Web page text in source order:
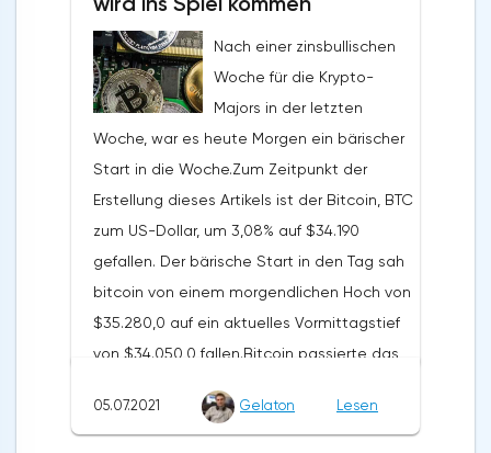
Zeitpunkt des Schreibens, Dogecoin ist bis
1,21% auf $0.2339. Ein gemischter Start in
den Tag sah Dogecoin auf ein
morgendliches Tief von $0,2308 fallen,
bevor er auf ein Hoch von $0,2349
stieg.Dogecoin ließ wichtige
Unterstützungs- und Widerstandsniveaus
für morgen, 7. Juli 2021 Dogecoin muss
durch ein Reversal von $0,2345
zurückkommen, um den ersten großen
bringen.Es wird jedoch Unterstützung vom
breiteren Markt benötigt, damit Dogecoin
Nach einer zinsbullischen
Woche für die Krypto-
Majors in der letzten
Woche, war es heute Morgen ein bärischer
Start in die Woche.Zum Zeitpunkt der
Erstellung dieses Artikels ist der Bitcoin, BTC
zum US-Dollar, um 3,08% auf $34.190
gefallen. Der bärische Start in den Tag sah
bitcoin von einem morgendlichen Hoch von
$35.280,0 auf ein aktuelles Vormittagstief
von $34.050,0 fallen.Bitcoin passierte das
$34.451, bevor er sich zurückzog.Der
05.07.2021 Gelaton Lesen